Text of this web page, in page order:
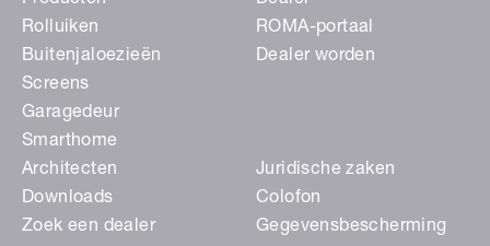
Rolluiken
Buitenjaloezieën
Screens
Garagedeur
Smarthome
ROMA-portaal
Dealer worden
Architecten
Downloads
Zoek een dealer
Juridische zaken
Colofon
Gegevensbescherming